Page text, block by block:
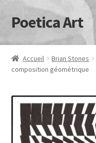
Aller
à
la
navigation
Aller
au
contenu
Poetica Art
Accueil Brian Stones
composition géométrique